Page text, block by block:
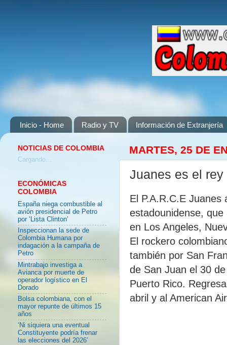
Inicio - Home Radio y TV Información de Extranjería
MARTES, 25 DE
Juanes es el
El P.A.R.C.E
estadounidense,
en Los Angeles,
El rockero
también por San
de San Juan el 30
Puerto Rico.
abril y al American
NOTICIAS DE COLOMBIA
Cargando...
ECONÓMICAS
COLOMBIA
España niega combustible al
avión presidencial de Petro
por ‘Lista Clinton’
Inspeccionan la sede de
Colombia Humana por
indagación a la campaña de
Petro
Mintrabajo investiga a
Avianca por muerte de
operador logístico en El
Dorado
Bolsa colombiana, con el
mayor repunte de últimos 15
años
‘Ni siquiera una eventual
Constituyente podría frenar
las elecciones del 2026’